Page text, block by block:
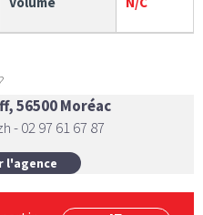
56500 Moréac
- 02 97 61 67 87
l'agence